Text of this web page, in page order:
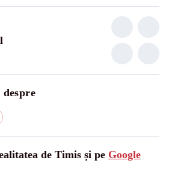
de Timis și pe Google